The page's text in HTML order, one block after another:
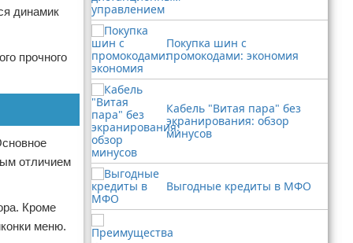
динамик
прочного
отличием
Кроме
меню.
Покупка шин с
промокодами: экономия
Кабель "Витая пара" без
экранирования: обзор
минусов
Выгодные кредиты в МФО